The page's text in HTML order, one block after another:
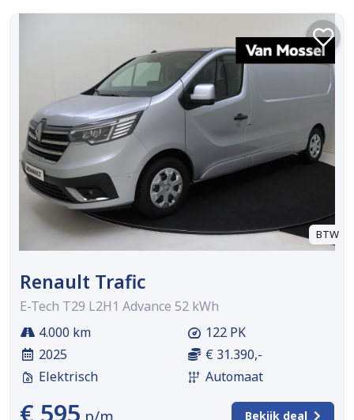
BTW
Renault Trafic
E-Tech T29 L2H1 Advance 52 kWh
4.000 km
2025
Elektrisch
122 PK
€ 31.390,-
Automaat
€ 595 Bekijk deal